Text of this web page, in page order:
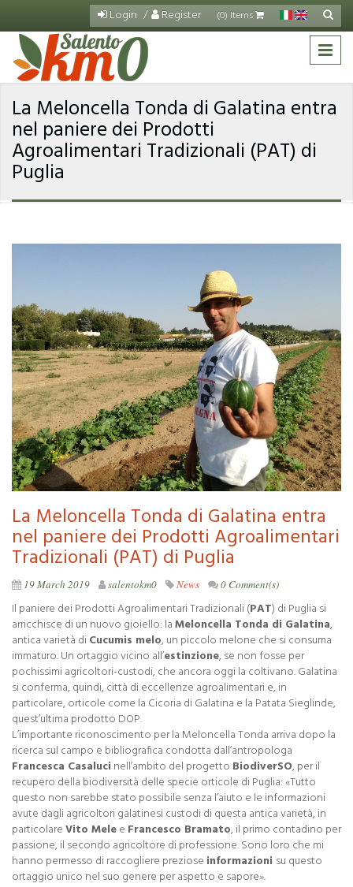
Skip to main content Login Register (0) Items Search
La Meloncella Tonda di Galatina entra
nel paniere dei Prodotti
Agroalimentari Tradizionali (PAT) di
Puglia
La Meloncella Tonda di Galatina entra
nel paniere dei Prodotti Agroalimentari
Tradizionali (PAT) di Puglia
19 March 2019 salentokm0 News 0 Comment(s)
Il paniere dei Prodotti Agroalimentari Tradizionali (PAT) di Puglia si
arricchisce di un nuovo gioiello: laMeloncella Tonda di Galatina,
antica varietà di Cucumis melo, un piccolo melone che si consuma
immaturo. Un ortaggio vicino all’estinzione, se non fosse per
pochissimi agricoltori-custodi, che ancora oggi la coltivano. Galatina
si conferma, quindi, città di eccellenze agroalimentari e, in
particolare, orticole come la Cicoria di Galatina e la Patata Sieglinde,
quest’ultima prodotto DOP.
L’importante riconoscimento per la Meloncella Tonda arriva dopo la
ricerca sul campo e bibliografica condotta dall’antropologa
Francesca Casaluci nell’ambito del progetto BiodiverSO, per il
recupero della biodiversità delle specie orticole di Puglia: «Tutto
questo non sarebbe stato possibile senza l’aiuto e le informazioni
avute dagli agricoltori galatinesi custodi di questa antica varietà, in
particolareVito Melee Francesco Bramato, il primo contadino per
passione, il secondo agricoltore di professione. Sono loro che mi
hanno permesso di raccogliere preziose informazioni su questo
ortaggio unico nel suo genere per aspetto e sapore».